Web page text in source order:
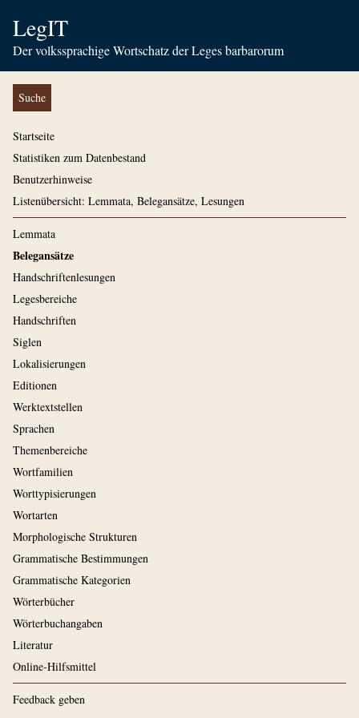
LegIT
Der volkssprachige Wortschatz der Leges barbarorum
Suche
Startseite
Statistiken zum Datenbestand
Benutzerhinweise
Listenübersicht: Lemmata, Belegansätze, Lesungen
Lemmata
Belegansätze
Handschriftenlesungen
Legesbereiche
Handschriften
Siglen
Lokalisierungen
Editionen
Werktextstellen
Sprachen
Themenbereiche
Wortfamilien
Worttypisierungen
Wortarten
Morphologische Strukturen
Grammatische Bestimmungen
Grammatische Kategorien
Wörterbücher
Wörterbuchangaben
Literatur
Online-Hilfsmittel
Feedback geben